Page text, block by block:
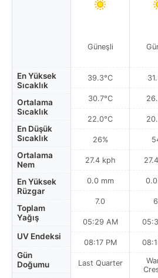
En Yüksek
Sıcaklık
Ortalama
Sıcaklık
En Düşük
Sıcaklık
Ortalama
Nem
En Yüksek
Rüzgar
Toplam
Yağış
UV Endeksi
Gün
Doğumu
Güneşli
39.3°C
30.7°C
22.0°C
26%
27.4 kph
0.0 mm
7.0
05:29 AM
08:17 PM
Last Quarter